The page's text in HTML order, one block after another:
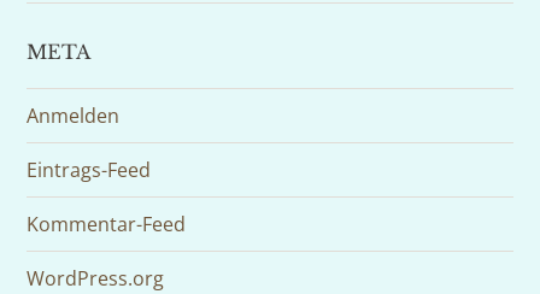
META
Anmelden
Eintrags-Feed
Kommentar-Feed
WordPress.org